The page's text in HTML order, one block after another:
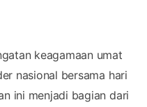
keagamaan umat
nasional bersama hari
ini menjadi bagian dari